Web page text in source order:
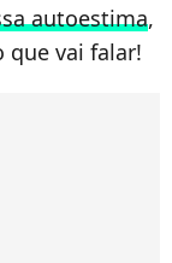
autoestima,
que vai falar!